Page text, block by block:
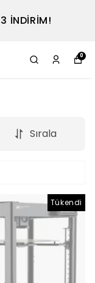
İNDİRİM!
0
Sırala
Tükendi